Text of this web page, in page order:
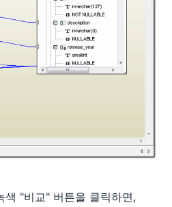
색 "비교" 버튼을 클릭하면,